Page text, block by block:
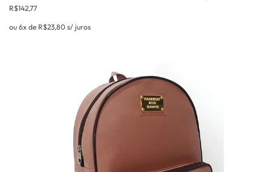
R$142,77
ou 6x de R$23,80 s/ juros